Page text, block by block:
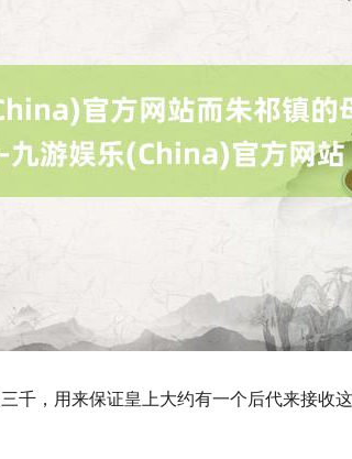
千，用来保证皇上大约有一个后代来接收